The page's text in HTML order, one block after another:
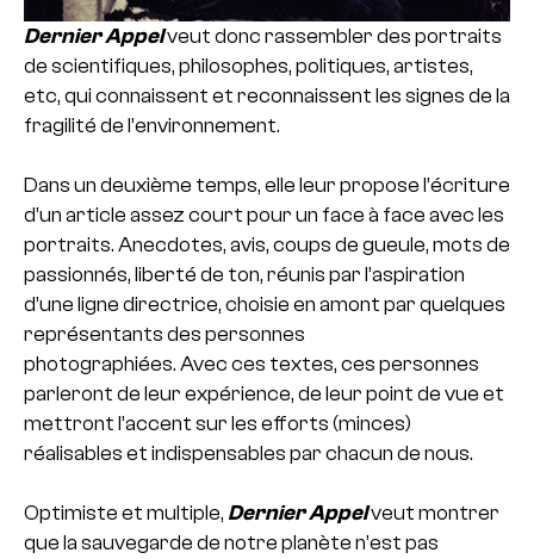
Dernier Appelveut donc rassembler des portraits
de scientifiques, philosophes, politiques, artistes,
etc, qui connaissent et reconnaissent les signes de la
fragilité de l’environnement.
Dans un deuxième temps, elle leur propose l’écriture
d’un article assez court pour un face à face avec les
portraits. Anecdotes, avis, coups de gueule, mots de
passionnés, liberté de ton, réunis par l’aspiration
d’une ligne directrice, choisie en amont par quelques
représentants des personnes
photographiées. Avec ces textes, ces personnes
parleront de leur expérience, de leur point de vue et
mettront l’accent sur les efforts (minces)
réalisables et indispensables par chacun de nous.
Optimiste et multiple, Dernier Appelveut montrer
que la sauvegarde de notre planète n’est pas